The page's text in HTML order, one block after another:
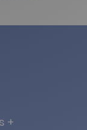
+